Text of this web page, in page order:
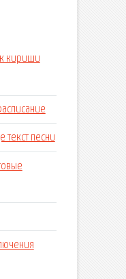
кириши
текст песни